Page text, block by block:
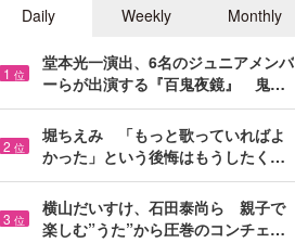
Daily Weekly Monthly
1 位
堂本光一演出、6名のジュニアメンバ
ーらが出演する『百鬼夜鏡』 鬼…
2 位
堀ちえみ 「もっと歌っていればよ
かった」という後悔はもうしたく…
3 位
横山だいすけ、石田泰尚ら 親子で
楽しむ”うた”から圧巻のコンチェ…